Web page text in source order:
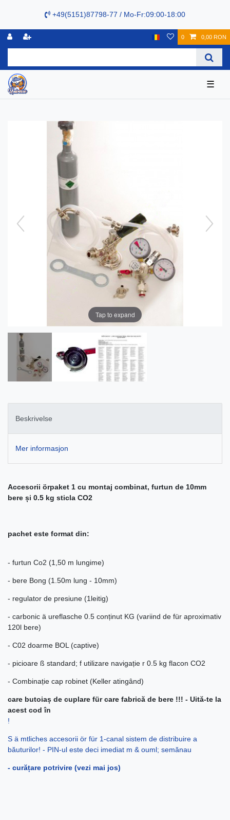
+49(5151)87798-77 / Mo-Fr:09:00-18:00
0 0,00 RON
☰
Tap to expand
Beskrivelse
Mer informasjon
Accesorii örpaket 1 cu montaj combinat, furtun de 10mm
bere și 0.5 kg sticla CO2
pachet este format din:
- furtun Co2 (1,50 m lungime)
- bere Bong (1.50m lung - 10mm)
- regulator de presiune (1leitig)
- carbonic ä ureflasche 0.5 conținut KG (variind de für aproximativ
120l bere)
- C02 doarme BOL (captive)
- picioare ß standard; f utilizare navigație r 0.5 kg flacon CO2
- Combinație cap robinet (Keller atingând)
care butoiaș de cuplare für care fabrică de bere !!! - Uită-te la
acest cod în
!
S ä mtliches accesorii ör für 1-canal sistem de distribuire a
băuturilor! - PIN-ul este deci imediat m & ouml; semănau
- curățare potrivire (vezi mai jos)